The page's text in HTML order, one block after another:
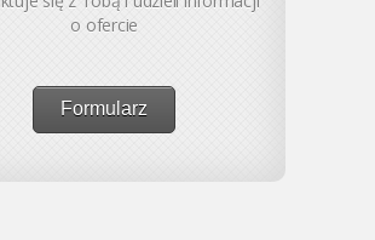
o ofercie
Formularz